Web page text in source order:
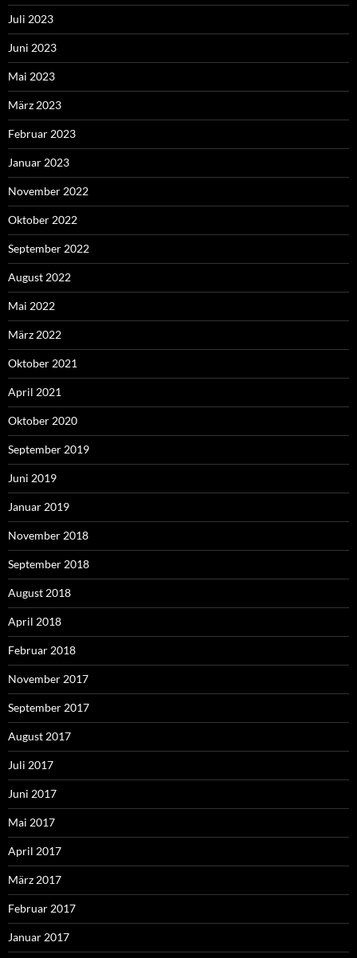
Juli 2023
Juni 2023
Mai 2023
März 2023
Februar 2023
Januar 2023
November 2022
Oktober 2022
September 2022
August 2022
Mai 2022
März 2022
Oktober 2021
April 2021
Oktober 2020
September 2019
Juni 2019
Januar 2019
November 2018
September 2018
August 2018
April 2018
Februar 2018
November 2017
September 2017
August 2017
Juli 2017
Juni 2017
Mai 2017
April 2017
März 2017
Februar 2017
Januar 2017